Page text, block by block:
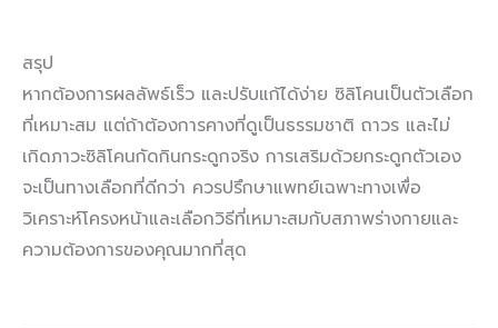
สรุป
หากต้องการผลลัพธ์เร็ว และปรับแก้ได้ง่าย ซิลิโคนเป็นตัวเลือก
ที่เหมาะสม แต่ถ้าต้องการคางที่ดูเป็นธรรมชาติ ถาวร และไม่
เกิดภาวะซิลิโคนกัดกินกระดูกจริง การเสริมด้วยกระดูกตัวเอง
จะเป็นทางเลือกที่ดีกว่า ควรปรึกษาแพทย์เฉพาะทางเพื่อ
วิเคราะห์โครงหน้าและเลือกวิธีที่เหมาะสมกับสภาพร่างกายและ
ความต้องการของคุณมากที่สุด